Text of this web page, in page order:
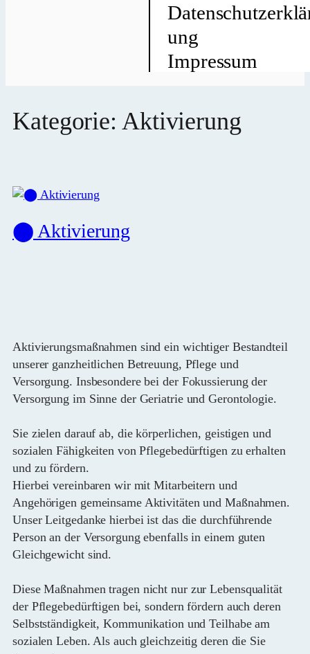
ung
Impressum
Kategorie: Aktivierung
⬤ Aktivierung
Aktivierungsmaßnahmen sind ein wichtiger Bestandteil
unserer ganzheitlichen Betreuung, Pflege und
Versorgung. Insbesondere bei der Fokussierung der
Versorgung im Sinne der Geriatrie und Gerontologie.
Sie zielen darauf ab, die körperlichen, geistigen und
sozialen Fähigkeiten von Pflegebedürftigen zu erhalten
und zu fördern.
Hierbei vereinbaren wir mit Mitarbeitern und
Angehörigen gemeinsame Aktivitäten und Maßnahmen.
Unser Leitgedanke hierbei ist das die durchführende
Person an der Versorgung ebenfalls in einem guten
Gleichgewicht sind.
Diese Maßnahmen tragen nicht nur zur Lebensqualität
der Pflegebedürftigen bei, sondern fördern auch deren
Selbstständigkeit, Kommunikation und Teilhabe am
sozialen Leben. Als auch gleichzeitig deren die Sie